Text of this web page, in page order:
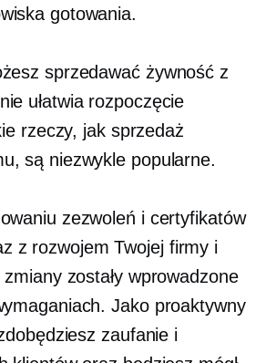
gotowania.
sprzedawać żywność z
ułatwia rozpoczęcie
rzeczy, jak sprzedaż
są niezwykle popularne.
zezwoleń i certyfikatów
z rozwojem Twojej firmy i
zostały wprowadzone
Jako proaktywny
zaufanie i